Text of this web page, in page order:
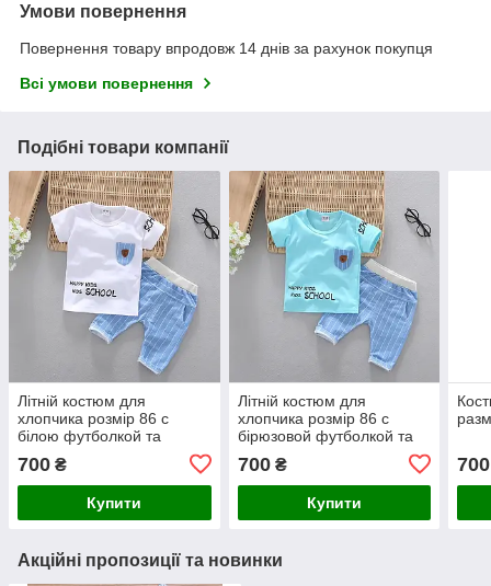
Умови повернення
Повернення товару впродовж 14 днів за рахунок покупця
Всі умови повернення
Подібні товари компанії
Літній костюм для
хлопчика розмір 86 с
білою футболкой та
700 ₴
Купити
Літній костюм для
хлопчика розмір 86 с
бірюзовой футболкой та
700₴
Купити
700
Акційні пропозиції та новинки